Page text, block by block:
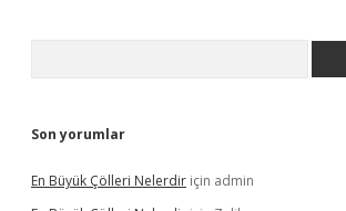
Son yorumlar
En Büyük Çölleri Nelerdir için admin